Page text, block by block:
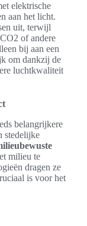
elektrische
aan het licht.
uit, terwijl
of andere
bij aan een
om dankzij de
luchtkwaliteit
belangrijkere
stedelijke
milieu te
dragen ze
is voor het